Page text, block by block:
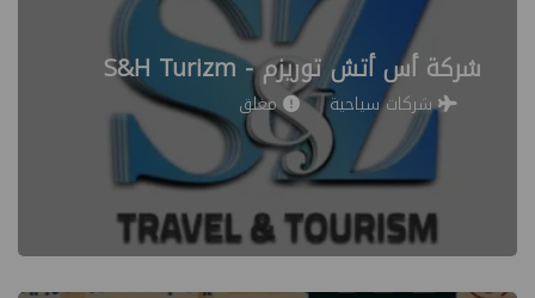
شركة أس أتش توريزم - S&H Turizm
شركات سياحية مغلق